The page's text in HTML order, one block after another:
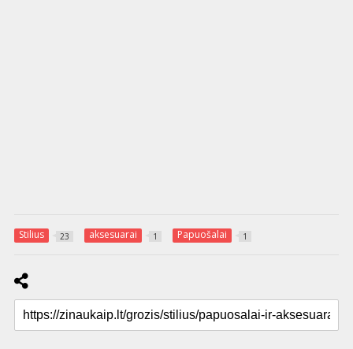
Stilius 23 aksesuarai 1 Papuošalai 1